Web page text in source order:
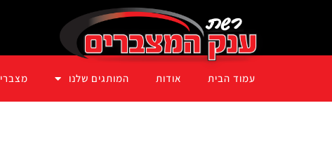
עמוד הבית אודות המותגים שלנו